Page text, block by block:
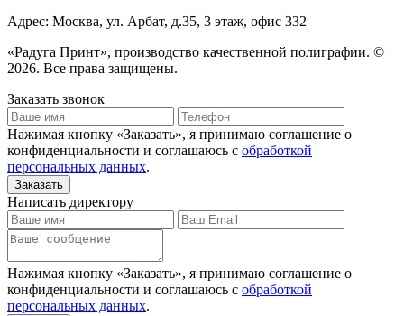
Адрес: Москва, ул. Арбат, д.35, 3 этаж, офис 332
«Радуга Принт», производство качественной полиграфии. ©
2026. Все права защищены.
Заказать звонок
Нажимая кнопку «Заказать», я принимаю соглашение о
конфиденциальности и соглашаюсь с обработкой
персональных данных.
Написать директору
Нажимая кнопку «Заказать», я принимаю соглашение о
конфиденциальности и соглашаюсь с обработкой
персональных данных.